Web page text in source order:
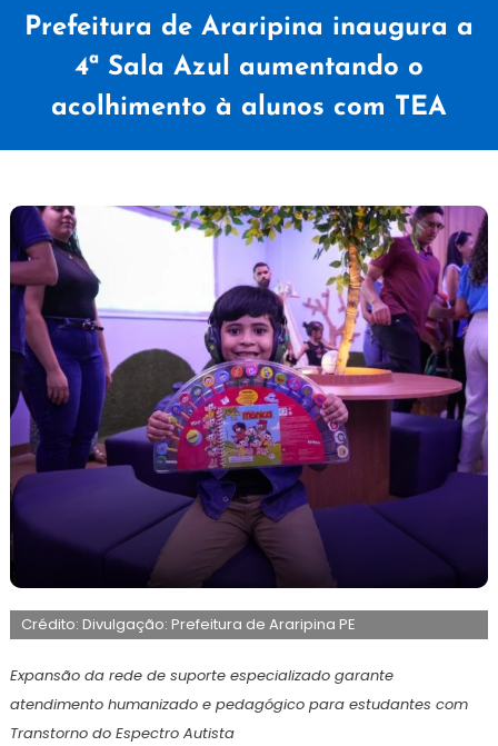
Prefeitura de Araripina inaugura a
4ª Sala Azul aumentando o
acolhimento à alunos com TEA
maio
2026
Crédito: Divulgação: Prefeitura de Araripina PE
Expansão da rede de suporte especializado garante
atendimento humanizado e pedagógico para estudantes com
Transtorno do Espectro Autista